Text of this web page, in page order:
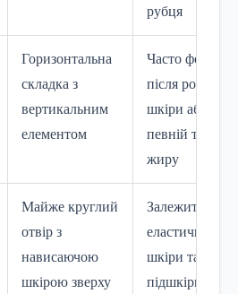
рубця
Горизонтальна
складка з
вертикальним
елементом
Часто
після
шкіри або при
певній
жиру
Майже круглий
отвір з
нависаючою
шкірою зверху
Залежить від
еластичності
шкіри та
підшкірного